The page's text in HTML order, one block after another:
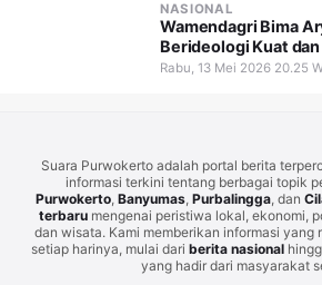
NASIONAL
Wamendagri Bima
Berideologi Kuat dan
Rabu, 13 Mei 2026 20.25
Suara Purwokerto adalah portal berita
informasi terkini tentang berbagai topik
Purwokerto, Banyumas, Purbalingga, dan
terbarumengenai peristiwa lokal, ekonomi,
dan wisata. Kami memberikan informasi
setiap harinya, mulai dari berita nasional
yang hadir dari masyarakat